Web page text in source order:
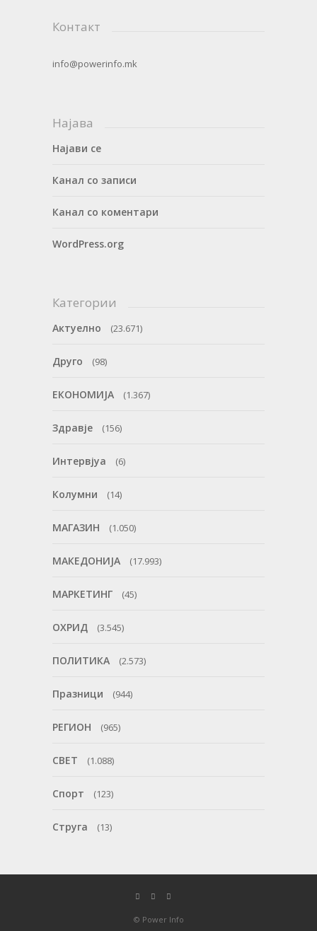
Контакт
info@powerinfo.mk
Најава
Најави се
Канал со записи
Канал со коментари
WordPress.org
Категории
Актуелно (23.671)
Друго (98)
ЕКОНОМИЈА (1.367)
Здравје (156)
Интервјуа (6)
Колумни (14)
МАГАЗИН (1.050)
МАКЕДОНИЈА (17.993)
МАРКЕТИНГ (45)
ОХРИД (3.545)
ПОЛИТИКА (2.573)
Празници (944)
РЕГИОН (965)
СВЕТ (1.088)
Спорт (123)
Струга (13)
© Power Info